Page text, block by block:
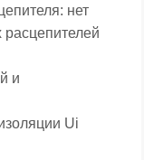
нет
и
Ui